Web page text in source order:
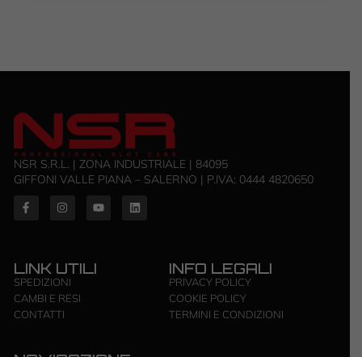
NSR S.R.L. | ZONA INDUSTRIALE | 84095
GIFFONI VALLE PIANA – SALERNO | P.IVA: ‭0444 4820650‬
LINK UTILI
SPEDIZIONI
CAMBI E RESI
CONTATTI
INFO LEGALI
PRIVACY POLICY
COOKIE POLICY
TERMINI E CONDIZIONI